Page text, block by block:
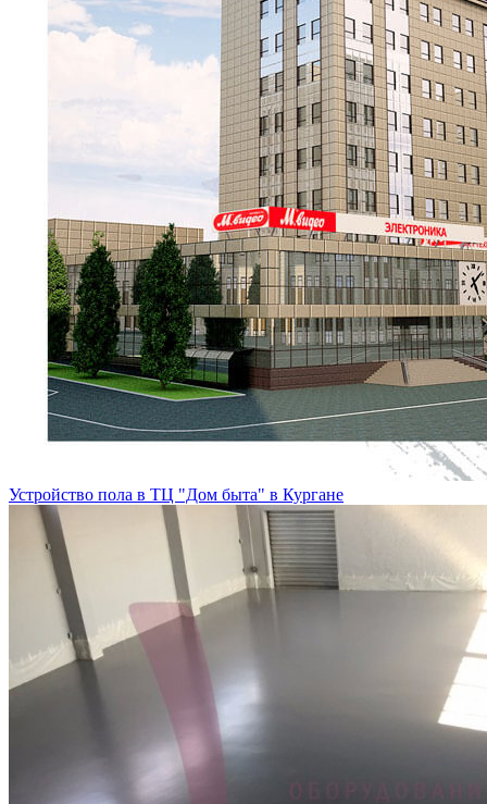
Устройство пола в ТЦ "Дом быта" в Кургане